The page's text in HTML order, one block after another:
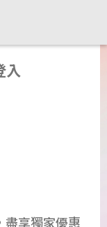
入
享獨家優惠